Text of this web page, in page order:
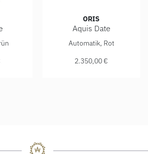
Ref: 01 733 7766 4157-07 8 22
ORIS
Aquis Date
ORIS Aquis Date, Ref: 01
Automatik, Rot
2.350,00 €